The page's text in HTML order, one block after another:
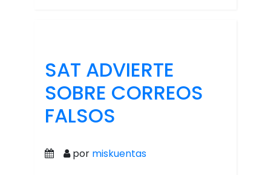
SAT ADVIERTE
SOBRE CORREOS
FALSOS
por miskuentas